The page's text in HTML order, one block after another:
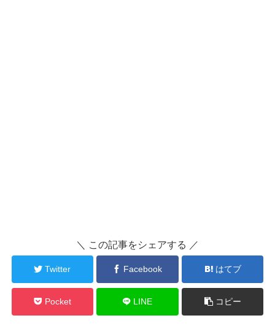
＼ この記事をシェアする ／
Twitter Facebook はてブ
Pocket LINE コピー